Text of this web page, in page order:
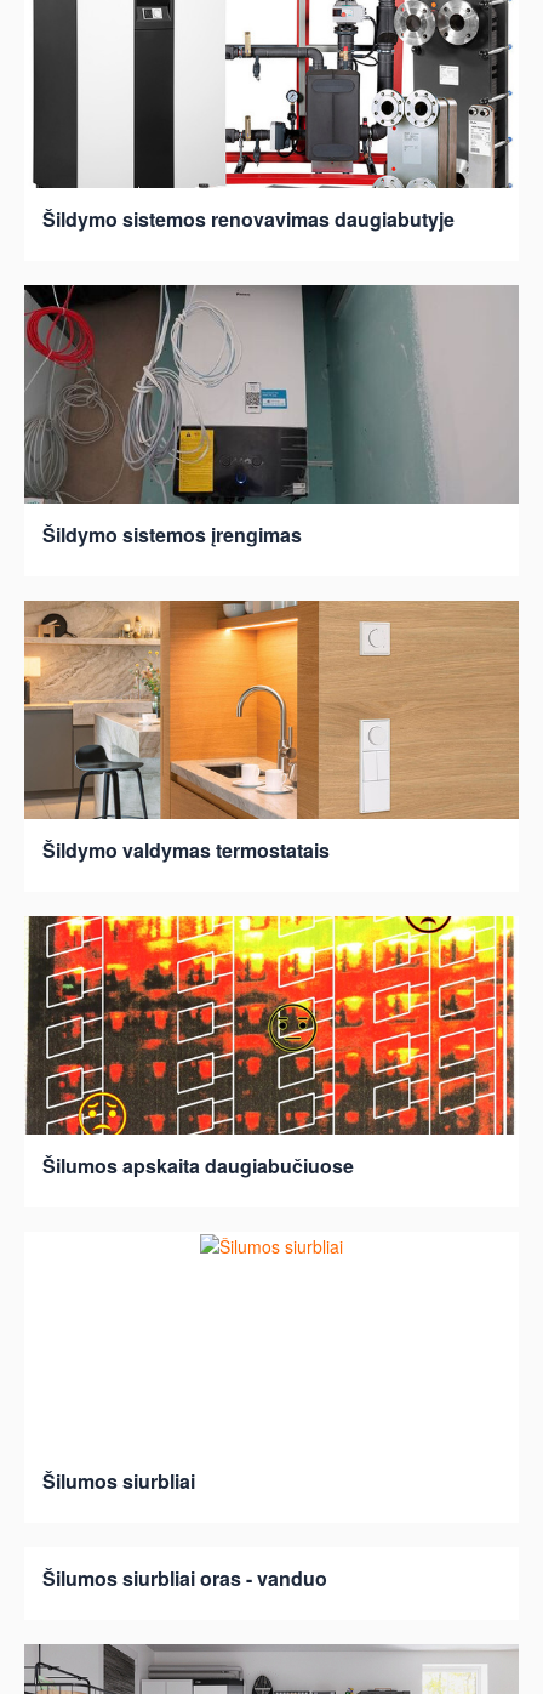
Šildymo sistemos renovavimas daugiabutyje
Šildymo sistemos įrengimas
Šildymo valdymas termostatais
Šilumos apskaita daugiabučiuose
Šilumos siurbliai
Šilumos siurbliai oras - vanduo